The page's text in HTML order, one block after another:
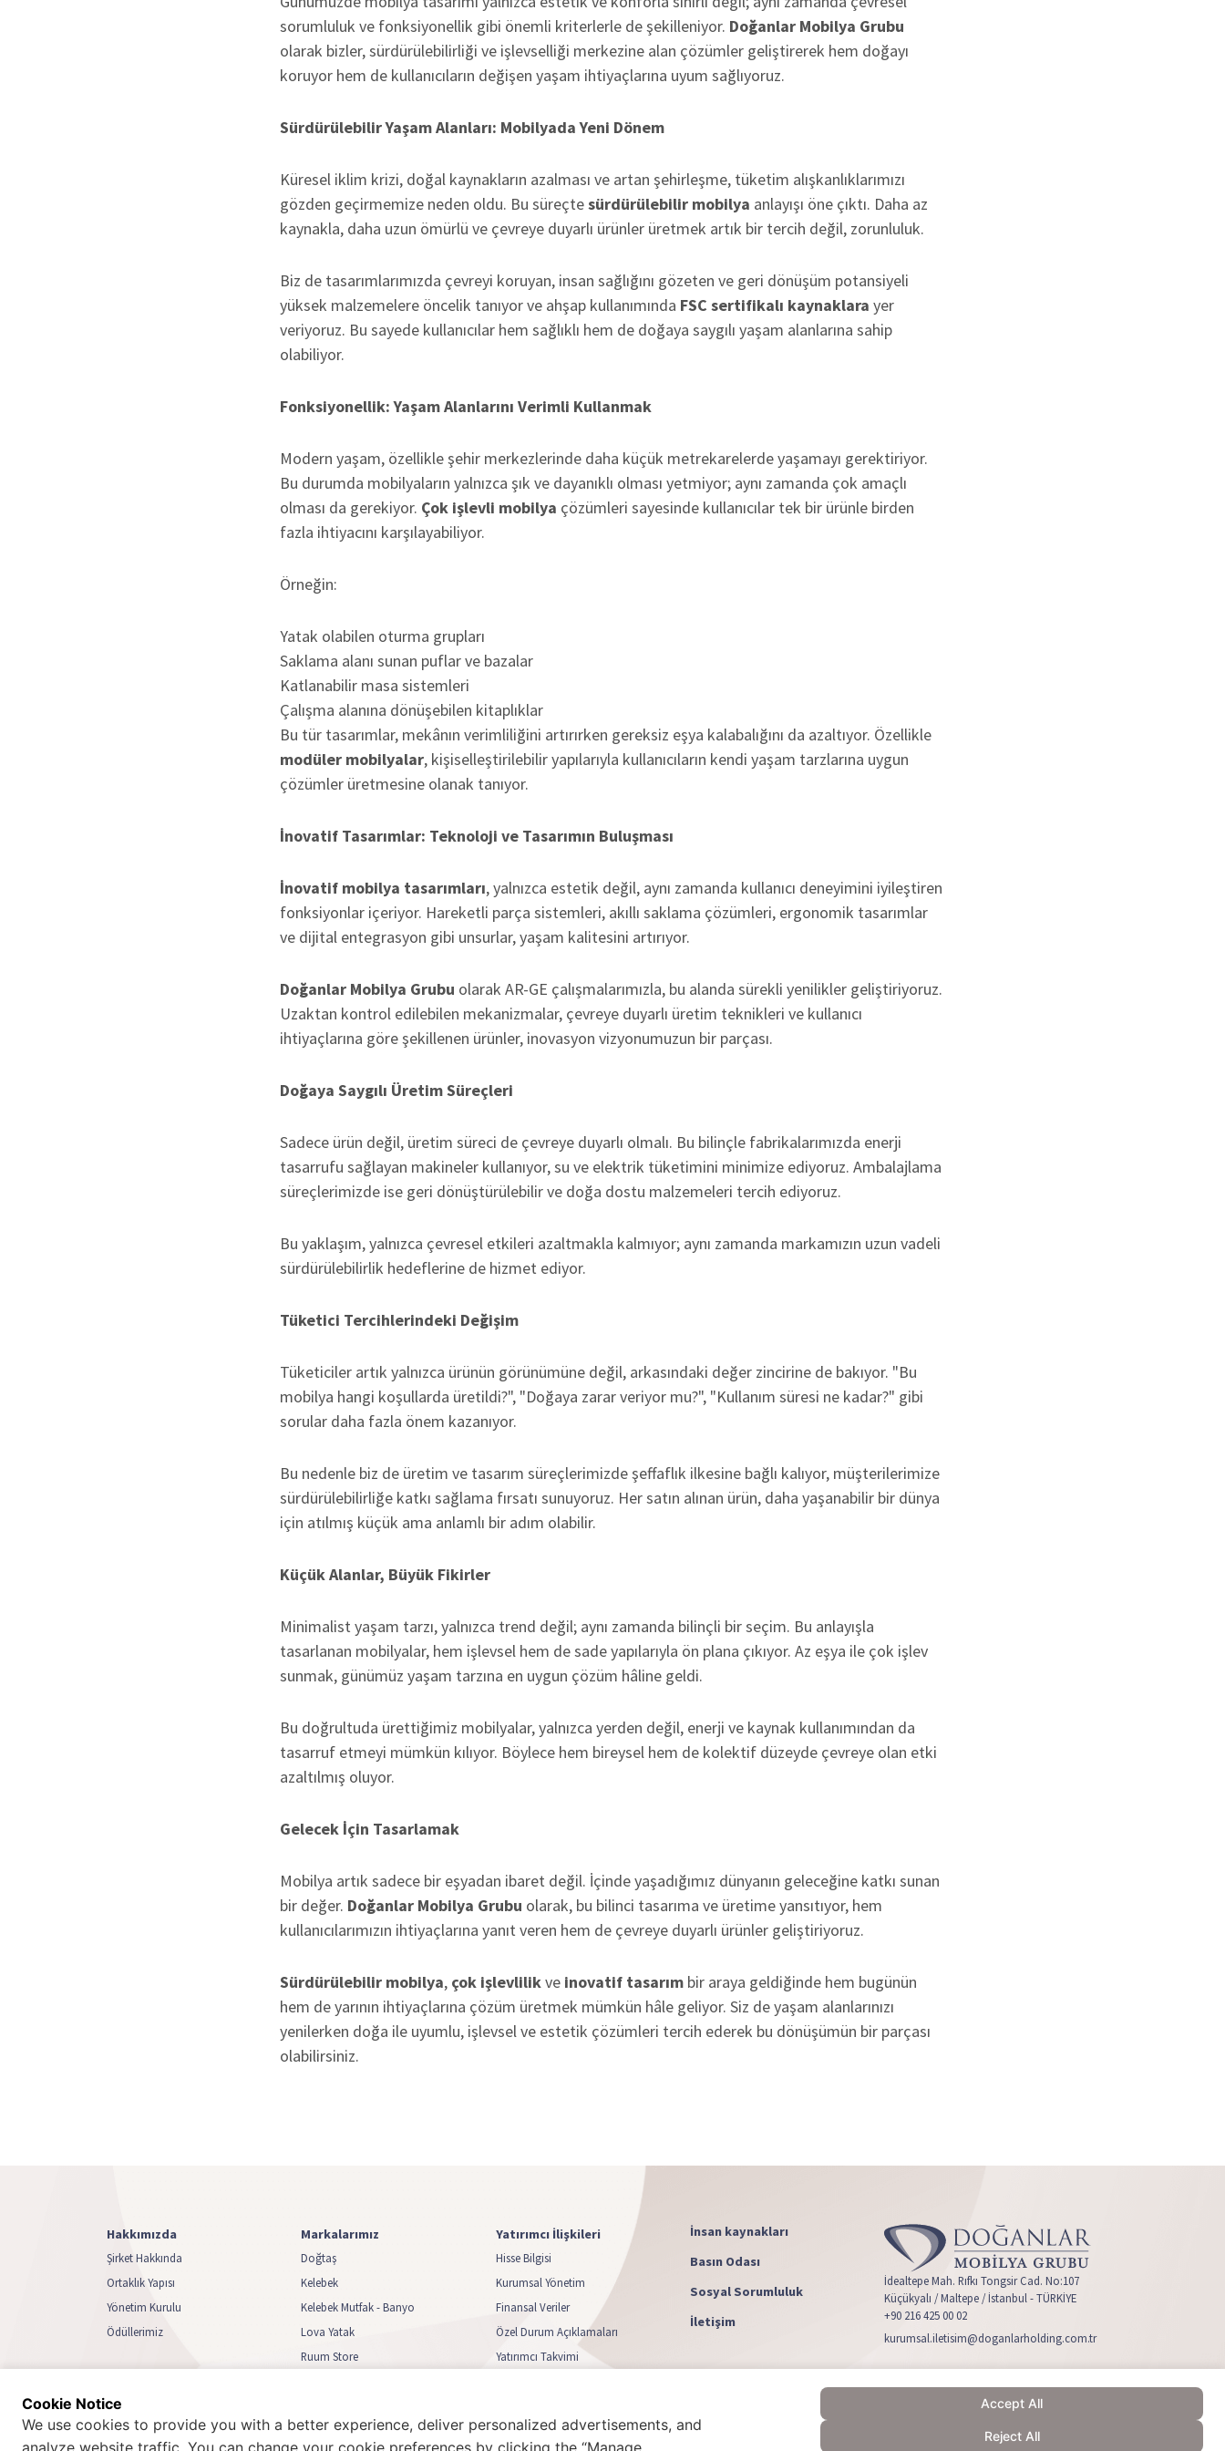
sorumluluk ve fonksiyonellik gibi önemli kriterlerle de şekilleniyor. Doğanlar Mobilya Grubu
olarak bizler, sürdürülebilirliği ve işlevselliği merkezine alan çözümler geliştirerek hem doğayı
koruyor hem de kullanıcıların değişen yaşam ihtiyaçlarına uyum sağlıyoruz.
Sürdürülebilir Yaşam Alanları: Mobilyada Yeni Dönem
Küresel iklim krizi, doğal kaynakların azalması ve artan şehirleşme, tüketim alışkanlıklarımızı
gözden geçirmemize neden oldu. Bu süreçtesürdürülebilir mobilya anlayışı öne çıktı. Daha az
kaynakla, daha uzun ömürlü ve çevreye duyarlı ürünler üretmek artık bir tercih değil, zorunluluk.
Biz de tasarımlarımızda çevreyi koruyan, insan sağlığını gözeten ve geri dönüşüm potansiyeli
yüksek malzemelere öncelik tanıyor ve ahşap kullanımında FSC sertifikalı kaynaklara yer
veriyoruz. Bu sayede kullanıcılar hem sağlıklı hem de doğaya saygılı yaşam alanlarına sahip
olabiliyor.
Fonksiyonellik: Yaşam Alanlarını Verimli Kullanmak
Modern yaşam, özellikle şehir merkezlerinde daha küçük metrekarelerde yaşamayı gerektiriyor.
Bu durumda mobilyaların yalnızca şık ve dayanıklı olması yetmiyor; aynı zamanda çok amaçlı
olması da gerekiyor. Çok işlevli mobilya çözümleri sayesinde kullanıcılar tek bir ürünle birden
fazla ihtiyacını karşılayabiliyor.
Örneğin:
Yatak olabilen oturma grupları
Saklama alanı sunan puflar ve bazalar
Katlanabilir masa sistemleri
Çalışma alanına dönüşebilen kitaplıklar
Bu tür tasarımlar, mekânın verimliliğini artırırken gereksiz eşya kalabalığını da azaltıyor. Özellikle
modüler mobilyalar, kişiselleştirilebilir yapılarıyla kullanıcıların kendi yaşam tarzlarına uygun
çözümler üretmesine olanak tanıyor.
İnovatif Tasarımlar: Teknoloji ve Tasarımın Buluşması
İnovatif mobilya tasarımları, yalnızca estetik değil, aynı zamanda kullanıcı deneyimini iyileştiren
fonksiyonlar içeriyor. Hareketli parça sistemleri, akıllı saklama çözümleri, ergonomik tasarımlar
ve dijital entegrasyon gibi unsurlar, yaşam kalitesini artırıyor.
Doğanlar Mobilya Grubu olarak AR-GE çalışmalarımızla, bu alanda sürekli yenilikler geliştiriyoruz.
Uzaktan kontrol edilebilen mekanizmalar, çevreye duyarlı üretim teknikleri ve kullanıcı
ihtiyaçlarına göre şekillenen ürünler, inovasyon vizyonumuzun bir parçası.
Doğaya Saygılı Üretim Süreçleri
Sadece ürün değil, üretim süreci de çevreye duyarlı olmalı. Bu bilinçle fabrikalarımızda enerji
tasarrufu sağlayan makineler kullanıyor, su ve elektrik tüketimini minimize ediyoruz. Ambalajlama
süreçlerimizde ise geri dönüştürülebilir ve doğa dostu malzemeleri tercih ediyoruz.
Bu yaklaşım, yalnızca çevresel etkileri azaltmakla kalmıyor; aynı zamanda markamızın uzun vadeli
sürdürülebilirlik hedeflerine de hizmet ediyor.
Tüketici Tercihlerindeki Değişim
Tüketiciler artık yalnızca ürünün görünümüne değil, arkasındaki değer zincirine de bakıyor. "Bu
mobilya hangi koşullarda üretildi?", "Doğaya zarar veriyor mu?", "Kullanım süresi ne kadar?" gibi
sorular daha fazla önem kazanıyor.
Bu nedenle biz de üretim ve tasarım süreçlerimizde şeffaflık ilkesine bağlı kalıyor, müşterilerimize
sürdürülebilirliğe katkı sağlama fırsatı sunuyoruz. Her satın alınan ürün, daha yaşanabilir bir dünya
için atılmış küçük ama anlamlı bir adım olabilir.
Küçük Alanlar, Büyük Fikirler
Minimalist yaşam tarzı, yalnızca trend değil; aynı zamanda bilinçli bir seçim. Bu anlayışla
tasarlanan mobilyalar, hem işlevsel hem de sade yapılarıyla ön plana çıkıyor. Az eşya ile çok işlev
sunmak, günümüz yaşam tarzına en uygun çözüm hâline geldi.
Bu doğrultuda ürettiğimiz mobilyalar, yalnızca yerden değil, enerji ve kaynak kullanımından da
tasarruf etmeyi mümkün kılıyor. Böylece hem bireysel hem de kolektif düzeyde çevreye olan etki
azaltılmış oluyor.
Gelecek İçin Tasarlamak
Mobilya artık sadece bir eşyadan ibaret değil. İçinde yaşadığımız dünyanın geleceğine katkı sunan
bir değer. Doğanlar Mobilya Grubu olarak, bu bilinci tasarıma ve üretime yansıtıyor, hem
kullanıcılarımızın ihtiyaçlarına yanıt veren hem de çevreye duyarlı ürünler geliştiriyoruz.
Sürdürülebilir mobilya, çok işlevlilikve inovatif tasarım bir araya geldiğinde hem bugünün
hem de yarının ihtiyaçlarına çözüm üretmek mümkün hâle geliyor. Siz de yaşam alanlarınızı
yenilerken doğa ile uyumlu, işlevsel ve estetik çözümleri tercih ederek bu dönüşümün bir parçası
olabilirsiniz.
Hakkımızda
Şirket Hakkında
Ortaklık Yapısı
Yönetim Kurulu
Ödüllerimiz
Markalarımız
Doğtaş
Kelebek
Kelebek Mutfak - Banyo
Lova Yatak
Ruum Store
Yatırımcı İlişkileri
Hisse Bilgisi
Kurumsal Yönetim
Finansal Veriler
Özel Durum Açıklamaları
Yatırımcı Takvimi
İnsan kaynakları
Basın Odası
Sosyal Sorumluluk
İletişim
İdealtepe Mah. Rıfkı Tongsir Cad. No:107
Küçükyalı / Maltepe / İstanbul - TÜRKİYE
+90 216 425 00 02
kurumsal.iletisim@doganlarholding.com.tr
Cookie Notice
We use cookies to provide you with a better experience, deliver personalized advertisements, and
analyze website traffic. You can change your cookie preferences by clicking the “Manage
Accept All
Reject All